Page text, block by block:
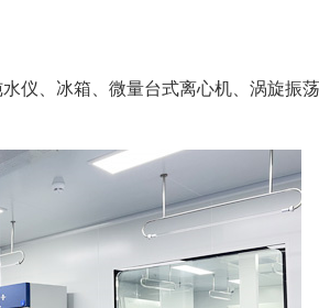
仪、冰箱、微量台式离心机、涡旋振